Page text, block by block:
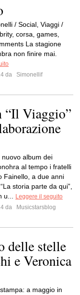
/ Social, Viaggi /
corsa, games,
La stagione
non finire mai.
da
Simonellif
“Il Viaggio”
nuovo album dei
al tempo i fratelli
Fainello, a due anni
storia parte da qui”,
u...
Leggere il seguito
da
Musicstarsblog
delle stelle
e Veronica
a maggio in